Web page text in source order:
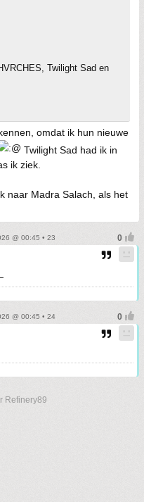
Twilight Sad en
omdat ik hun nieuwe
Twilight Sad had ik in
ik ziek.
naar Madra Salach, als het
@ 00:45 • 23
@ 00:45 • 24
Refinery89